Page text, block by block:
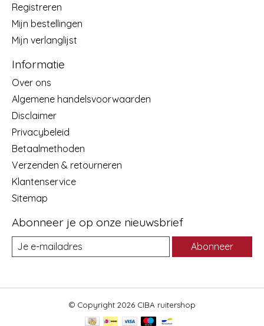
Registreren
Mijn bestellingen
Mijn verlanglijst
Informatie
Over ons
Algemene handelsvoorwaarden
Disclaimer
Privacybeleid
Betaalmethoden
Verzenden & retourneren
Klantenservice
Sitemap
Abonneer je op onze nieuwsbrief
Abonneer
© Copyright 2026 CIBA ruitershop